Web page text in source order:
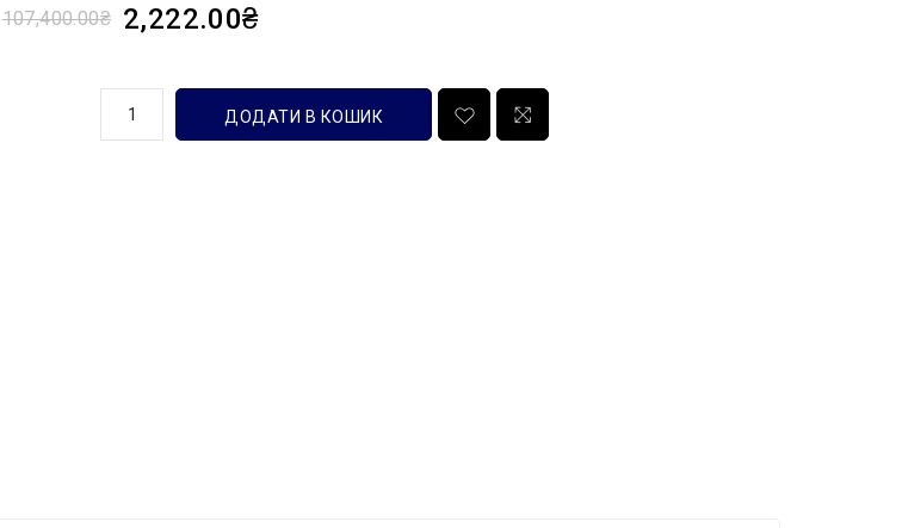
107,400.00₴ 2,222.00₴
ДОДАТИ В КОШИК